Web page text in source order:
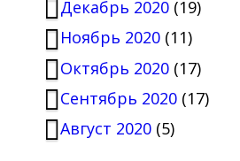
Декабрь 2020(19)
Ноябрь 2020(11)
Октябрь 2020(17)
Сентябрь 2020(17)
Август 2020(5)